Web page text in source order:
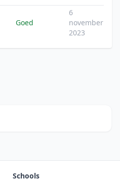
Goed
6
november
2023
Schools